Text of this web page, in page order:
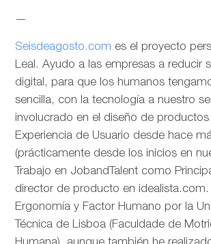
—
Seisdeagosto.com es el proyecto
Leal. Ayudo a las empresas a reducir
digital, para que los humanos
sencilla, con la tecnología a nuestro
involucrado en el diseño de
Experiencia de Usuario desde hace
(prácticamente desde los inicios en
Trabajo en JobandTalent como
director de producto en idealista.com.
Ergonomía y Factor Humano por la
Técnica de Lisboa (Faculdade de